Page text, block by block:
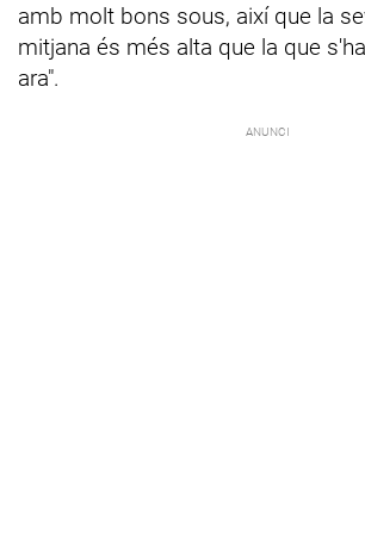
amb molt bons sous, així que la
mitjana és més alta que la que
ara".